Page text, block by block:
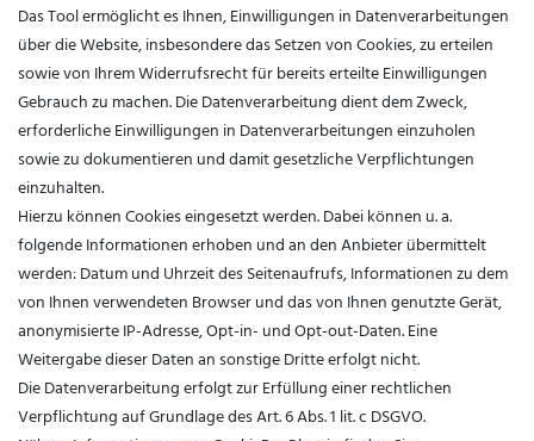
Das Tool ermöglicht es Ihnen, Einwilligungen in Datenverarbeitungen
über die Website, insbesondere das Setzen von Cookies, zu erteilen
sowie von Ihrem Widerrufsrecht für bereits erteilte Einwilligungen
Gebrauch zu machen. Die Datenverarbeitung dient dem Zweck,
erforderliche Einwilligungen in Datenverarbeitungen einzuholen
sowie zu dokumentieren und damit gesetzliche Verpflichtungen
einzuhalten.
Hierzu können Cookies eingesetzt werden. Dabei können u. a.
folgende Informationen erhoben und an den Anbieter übermittelt
werden: Datum und Uhrzeit des Seitenaufrufs, Informationen zu dem
von Ihnen verwendeten Browser und das von Ihnen genutzte Gerät,
anonymisierte IP-Adresse, Opt-in- und Opt-out-Daten. Eine
Weitergabe dieser Daten an sonstige Dritte erfolgt nicht.
Die Datenverarbeitung erfolgt zur Erfüllung einer rechtlichen
Verpflichtung auf Grundlage des Art. 6 Abs. 1 lit. c DSGVO.